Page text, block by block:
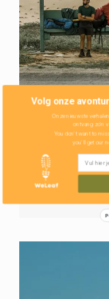
Lek naar
We zijn halverwege
haar ouders op ons
rolletjes, maar toch...
Volg onze
Onze nieuwste
ontvang zo'n
You don't want to
you'll get our